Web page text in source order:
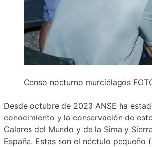
Censo nocturno murciélagos
Desde octubre de 2023 ANSE ha
conocimiento y la conservación de
Calares del Mundo y de la Sima y
España. Estas son el nóctulo pequeño (